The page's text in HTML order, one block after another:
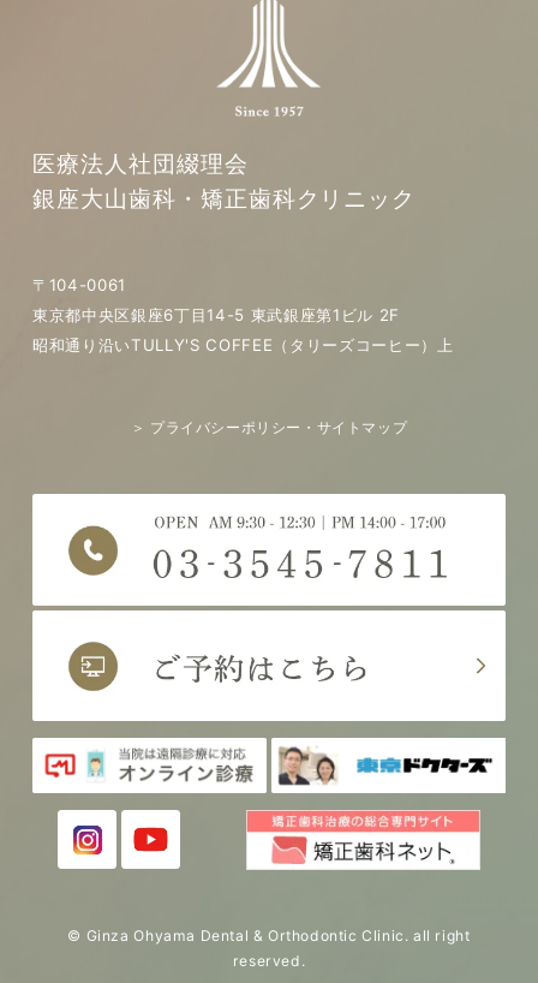
医療法人社団綴理会
銀座大山歯科・矯正歯科クリニック
〒104-0061
東京都中央区銀座6丁目14-5 東武銀座第1ビル 2F
昭和通り沿いTULLY'S COFFEE（タリーズコーヒー）上
＞ プライバシーポリシー・サイトマップ
© Ginza Ohyama Dental & Orthodontic Clinic. all right
reserved.